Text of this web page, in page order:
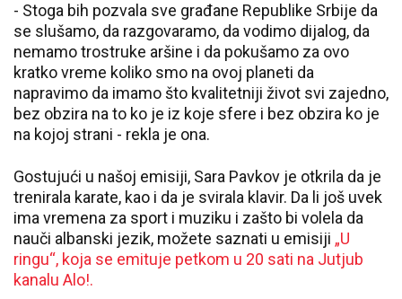
- Stoga bih pozvala sve građane Republike Srbije da
se slušamo, da razgovaramo, da vodimo dijalog, da
nemamo trostruke aršine i da pokušamo za ovo
kratko vreme koliko smo na ovoj planeti da
napravimo da imamo što kvalitetniji život svi zajedno,
bez obzira na to ko je iz koje sfere i bez obzira ko je
na kojoj strani - rekla je ona.
Gostujući u našoj emisiji, Sara Pavkov je otkrila da je
trenirala karate, kao i da je svirala klavir. Da li još uvek
ima vremena za sport i muziku i zašto bi volela da
nauči albanski jezik, možete saznati u emisiji „U
ringu“, koja se emituje petkom u 20 sati na Jutjub
kanalu Alo!.